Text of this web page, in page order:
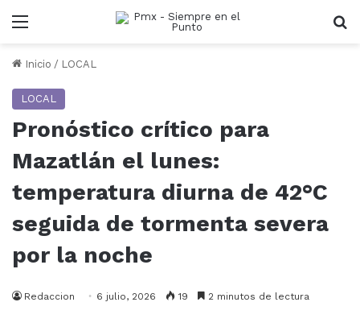
Menu
Inicio / LOCAL
LOCAL
Pronóstico crítico para
Mazatlán el lunes:
temperatura diurna de 42°C
seguida de tormenta severa
por la noche
Redaccion 6 julio, 2026 19 2 minutos de lectura